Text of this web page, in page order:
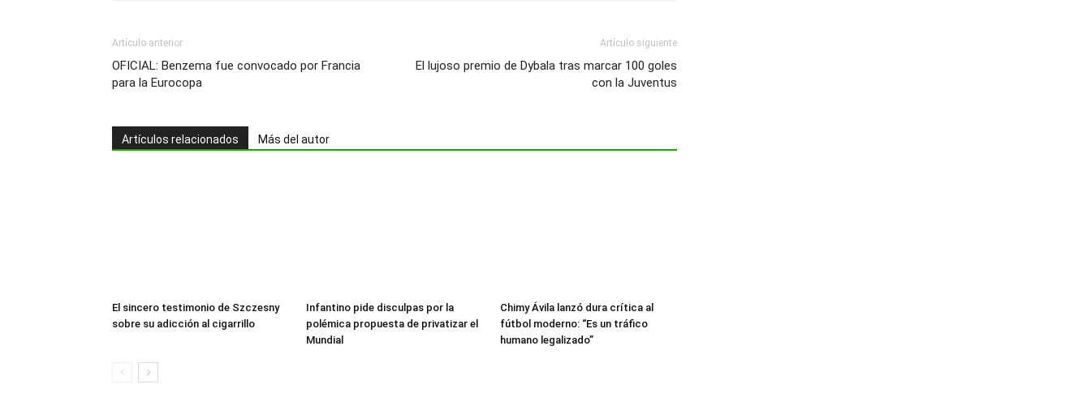
Artículo anterior
OFICIAL: Benzema fue convocado por Francia
para la Eurocopa
Artículo siguiente
El lujoso premio de Dybala tras marcar 100 goles
con la Juventus
Artículos relacionados Más del autor
El sincero testimonio de Szczesny
sobre su adicción al cigarrillo
Infantino pide disculpas por la
polémica propuesta de privatizar el
Mundial
Chimy Ávila lanzó dura crítica al
fútbol moderno: “Es un tráfico
humano legalizado”